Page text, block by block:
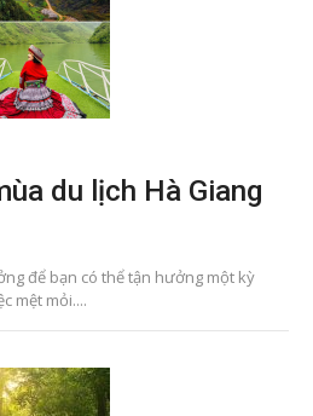
du lịch Hà Giang
để bạn có thể tận hưởng một kỳ
mệt mỏi....